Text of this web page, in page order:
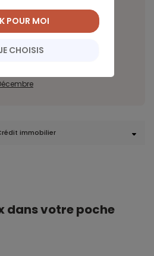
immobilier
dans votre poche
CHOISIS
POUR MOI